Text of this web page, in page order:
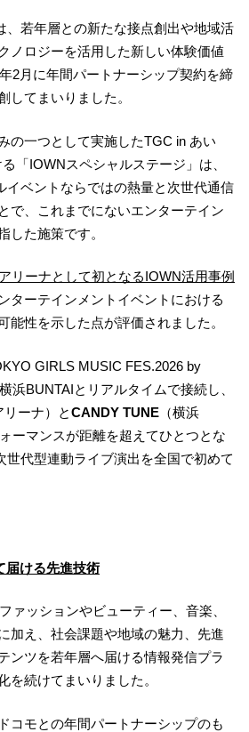
若年層との新たな接点創出や地域活
ノロジーを活用した新しい体験価値
2月に年間パートナーシップ契約を締
してまいりました。
の一つとして実施したTGC in あい
「IOWNスペシャルステージ」は、
イベントならではの熱量と次世代通信
で、これまでにないエンターテイン
した施策です。
リーナとして初となるIOWN活用事例
ターテインメントイベントにおける
能性を示した点が評価されました。
GIRLS MUSIC FES.2026 by
浜BUNTAIとリアルタイムで接続し、
リーナ）とCANDY TUNE （横浜
ーマンスが距離を超えてひとつとな
世代型連動ライブ演出を全国で初めて
届ける先進技術
ァッションやビューティー、音楽、
加え、社会課題や地域の魅力、先進
ンツを若年層へ届ける情報発信プラ
を続けてまいりました。
コモとの年間パートナーシップのも